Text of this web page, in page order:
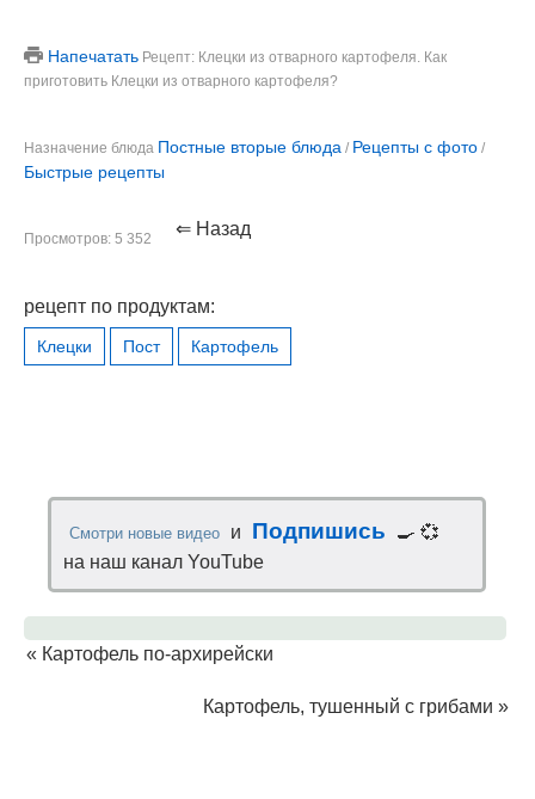
Напечатать Рецепт: Клецки из отварного картофеля. Как
приготовить Клецки из отварного картофеля?
Назначение блюда Постные вторые блюда / Рецепты с фото /
Быстрые рецепты
Просмотров: 5 352 ⇐ Назад
рецепт по продуктам:
Клецки Пост Картофель
Смотри новые видео и Подпишись
🍳 💞
на наш канал YouTube
« Картофель по-архирейски
Картофель, тушенный с грибами »